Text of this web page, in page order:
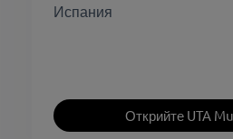
Испания
Открийте UTA